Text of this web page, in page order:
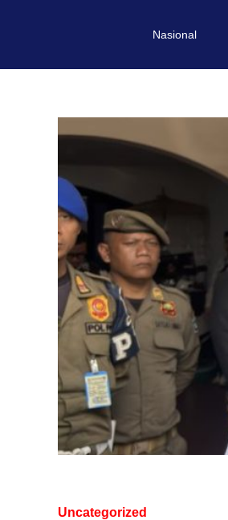
Nasional
Uncategorized